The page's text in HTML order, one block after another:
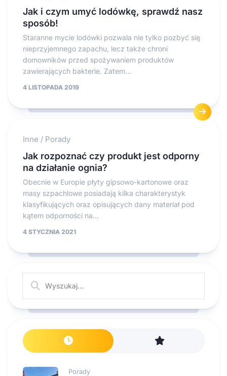
Jak i czym umyć lodówkę, sprawdź nasz
sposób!
Staranne mycie lodówki pozwala nie tylko pozbyć się
nieprzyjemnego zapachu, lecz także chroni
domowników przed spożywaniem produktów
zawierających bakterie. Zatem...
4 LISTOPADA 2019
Inne / Porady
Jak rozpoznać czy produkt jest odporny
na działanie ognia?
Obecnie w Europie płyty gipsowo-kartonowe oraz
masy szpachlowe posiadają kilka charakterystyk
klasyfikujących oraz opisujących dany materiał pod
kątem odporności na...
4 STYCZNIA 2021
Porady